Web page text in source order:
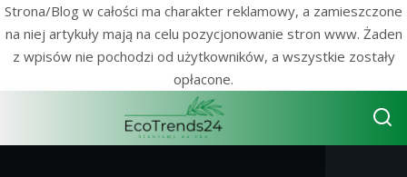
Strona/Blog w całości ma charakter reklamowy, a zamieszczone
na niej artykuły mają na celu pozycjonowanie stron www. Żaden
z wpisów nie pochodzi od użytkowników, a wszystkie zostały
opłacone.